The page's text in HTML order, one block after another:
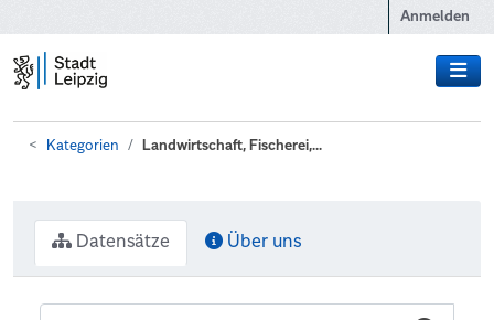
Anmelden
Kategorien Landwirtschaft, Fischerei,...
Datensätze Über uns